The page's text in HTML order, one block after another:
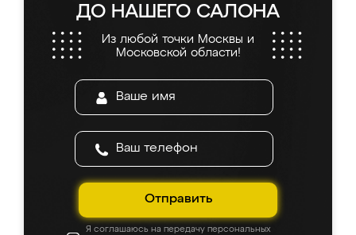
ДО НАШЕГО САЛОНА
Из любой точки Москвы и
Московской области!
Отправить
Я соглашаюсь на передачу персональных